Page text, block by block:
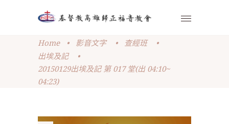
Home • 影音文字 • 查經班
•
出埃及記
•
20150129出埃及記 第 017 堂(出 04:10~
04:23)